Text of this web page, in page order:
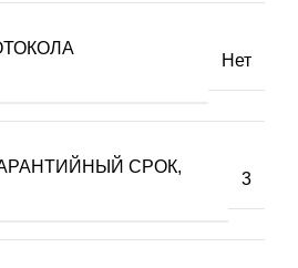
Нет
СРОК,
3